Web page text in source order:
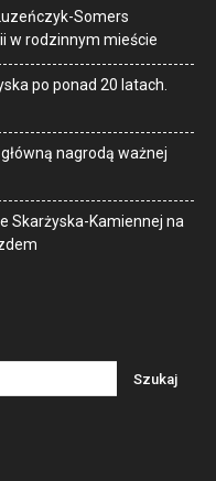
Somers
w rodzinnym mieście
po ponad 20 latach.
nagrodą ważnej
Skarżyska-Kamiennej na